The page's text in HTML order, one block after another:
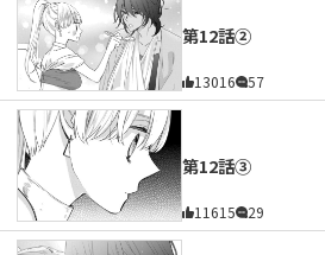
第12話②
13016 57
第12話③
11615 29